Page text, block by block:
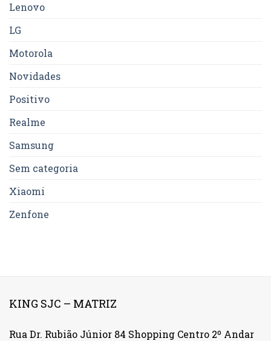
Lenovo
LG
Motorola
Novidades
Positivo
Realme
Samsung
Sem categoria
Xiaomi
Zenfone
KING SJC – MATRIZ
Rua Dr. Rubião Júnior 84 Shopping Centro 2º Andar